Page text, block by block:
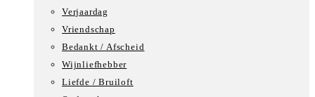
Verjaardag
Vriendschap
Bedankt / Afscheid
Wijnliefhebber
Liefde / Bruiloft